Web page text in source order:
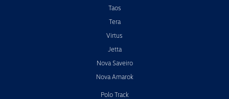
Taos
Tera
Virtus
Jetta
Nova Saveiro
Nova Amarok
Polo Track